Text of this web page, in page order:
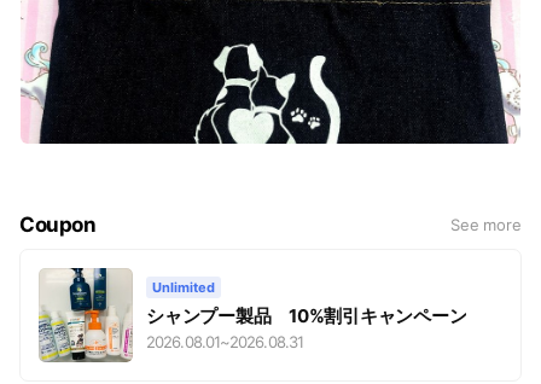
Coupon See more
Unlimited
シャンプー製品 10%割引キャンペーン
2026.08.01~2026.08.31